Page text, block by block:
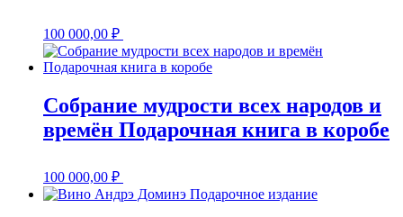
100 000,00 ₽
Собрание мудрости всех народов и
времён Подарочная книга в коробе
100 000,00 ₽